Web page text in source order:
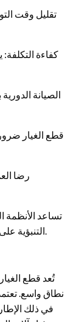
تقليل وقت
كفاءة التكلفة:
الصيانة
قطع الغيار
رضا
تساعد الأنظمة
التنبؤية على تخزين قطع الغيار وتتبعها واستخدامها بفعالية.
تُعد قطع
نطاق واسع.
في ذلك